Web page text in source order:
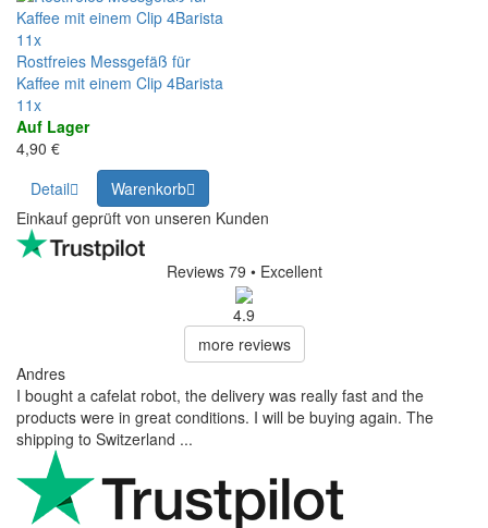
11x
Rostfreies Messgefäß für
Kaffee mit einem Clip 4Barista
11x
Auf Lager
4,90 €
Detail
Warenkorb
Einkauf geprüft von unseren Kunden
Reviews 79 • Excellent
4.9
more reviews
Andres
I bought a cafelat robot, the delivery was really fast and the
products were in great conditions. I will be buying again. The
shipping to Switzerland ...